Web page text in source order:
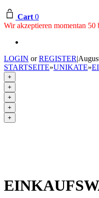
Cart 0
Wir akzeptieren momentan
LOGIN orREGISTER|
STARTSEITE»UNIKATE»
+
+
+
+
+